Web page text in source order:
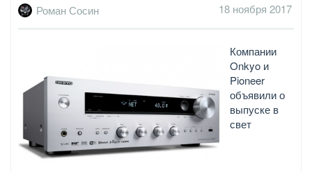
Роман Сосин 18 ноября 2017
Компании
Onkyo и
Pioneer
объявили о
выпуске в
свет